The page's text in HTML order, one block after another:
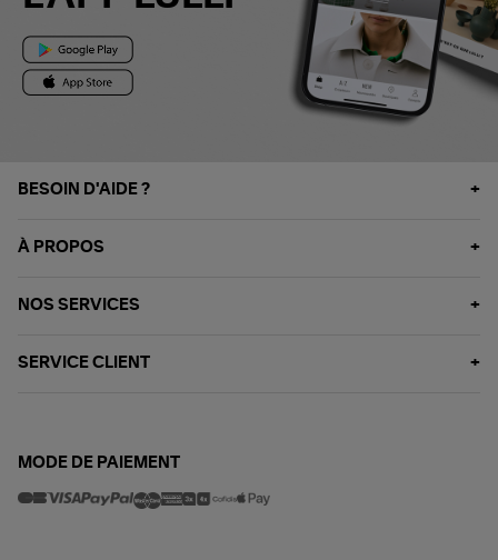
BESOIN D'AIDE ?
À PROPOS
NOS SERVICES
SERVICE CLIENT
MODE DE PAIEMENT